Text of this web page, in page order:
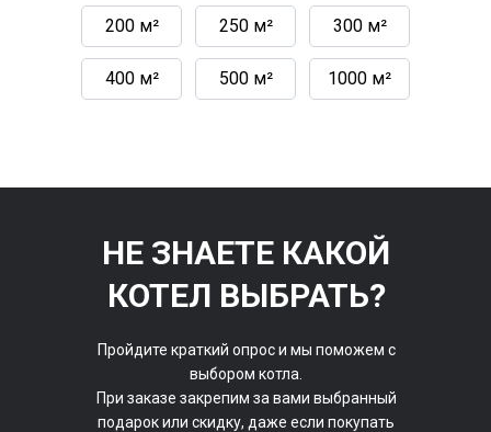
1000 м²
500 м²
400 м²
300 м²
200 м² 250 м²
НЕ ЗНАЕТЕ КАКОЙ
КОТЕЛ ВЫБРАТЬ?
Пройдите краткий опрос и мы поможем с
выбором котла.
При заказе закрепим за вами выбранный
подарок или скидку, даже если покупать